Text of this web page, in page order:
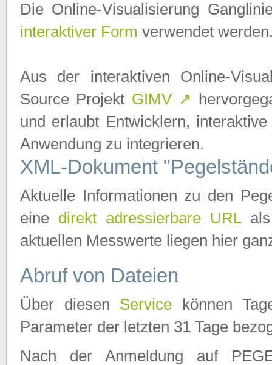
Die Online-Visualisierung
interaktiver Form verwendet
Aus der interaktiven Online-
Source Projekt GIMV ↗
und erlaubt Entwicklern,
Anwendung zu integrieren.
XML-Dokument
Aktuelle Informationen zu den
eine direkt adressierbare URLals
aktuellen Messwerte liegen hier
Abruf von Dateien
Über diesen Service können
Parameter der letzten 31 Tage
Nach der Anmeldung auf